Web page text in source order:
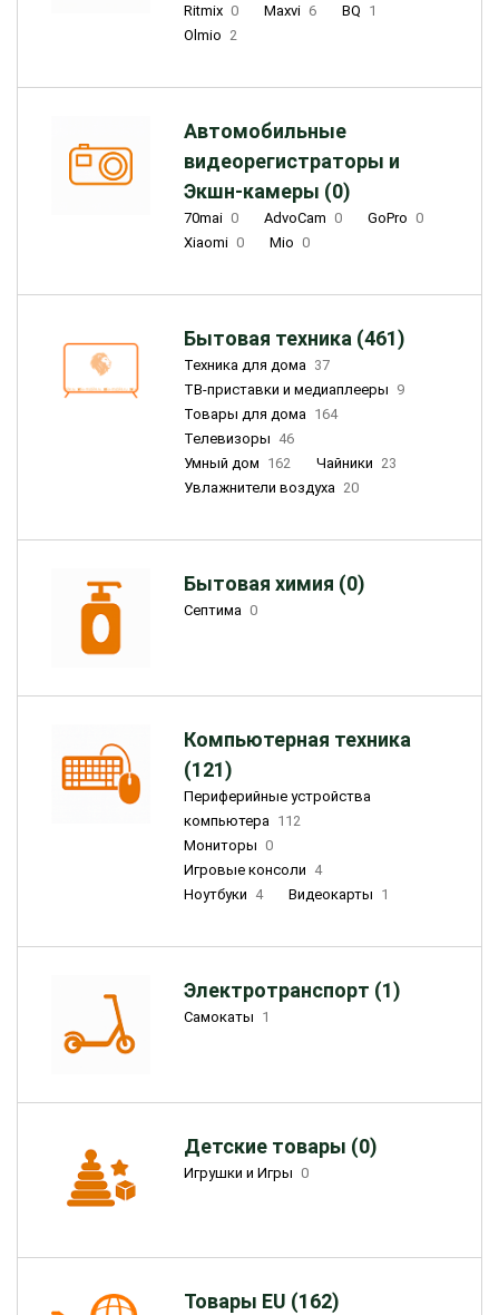
Ritmix 0 Maxvi 6 BQ 1
Olmio 2
Автомобильные
видеорегистраторы и
Экшн-камеры (0)
70mai 0 AdvoCam 0 GoPro 0
Xiaomi 0 Mio 0
Бытовая техника (461)
Техника для дома 37
ТВ-приставки и медиаплееры 9
Товары для дома 164
Телевизоры 46
Умный дом 162 Чайники 23
Увлажнители воздуха 20
Бытовая химия (0)
Септима 0
Компьютерная техника
(121)
Периферийные устройства
компьютера 112
Мониторы 0
Игровые консоли 4
Ноутбуки 4 Видеокарты 1
Электротранспорт (1)
Самокаты 1
Детские товары (0)
Игрушки и Игры 0
Товары EU (162)